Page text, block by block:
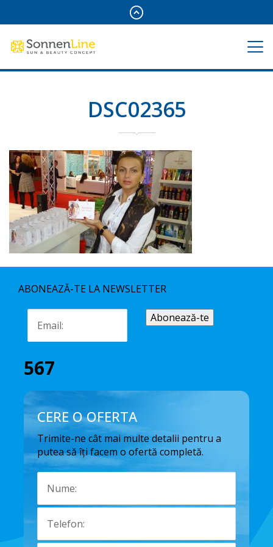
DSC02365
ABONEAZĂ-TE LA NEWSLETTER
567
CERE O OFERTA
Trimite-ne cât mai multe detalii pentru a
putea să îți facem o ofertă completă.